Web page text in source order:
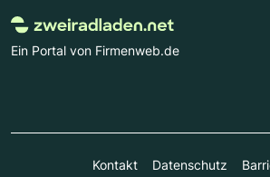
Ein Portal von Firmenweb.de
Kontakt Datenschutz